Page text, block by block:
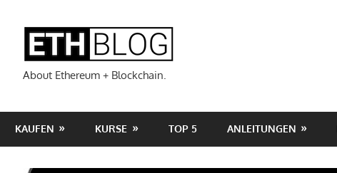
Inhalt
springen
About Ethereum + Blockchain.
KAUFEN KURSE TOP 5 ANLEITUNGEN